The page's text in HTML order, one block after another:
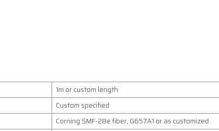
1m or custom length
Custom specified
Corning SMF-28e fiber, G657A1 or as customized